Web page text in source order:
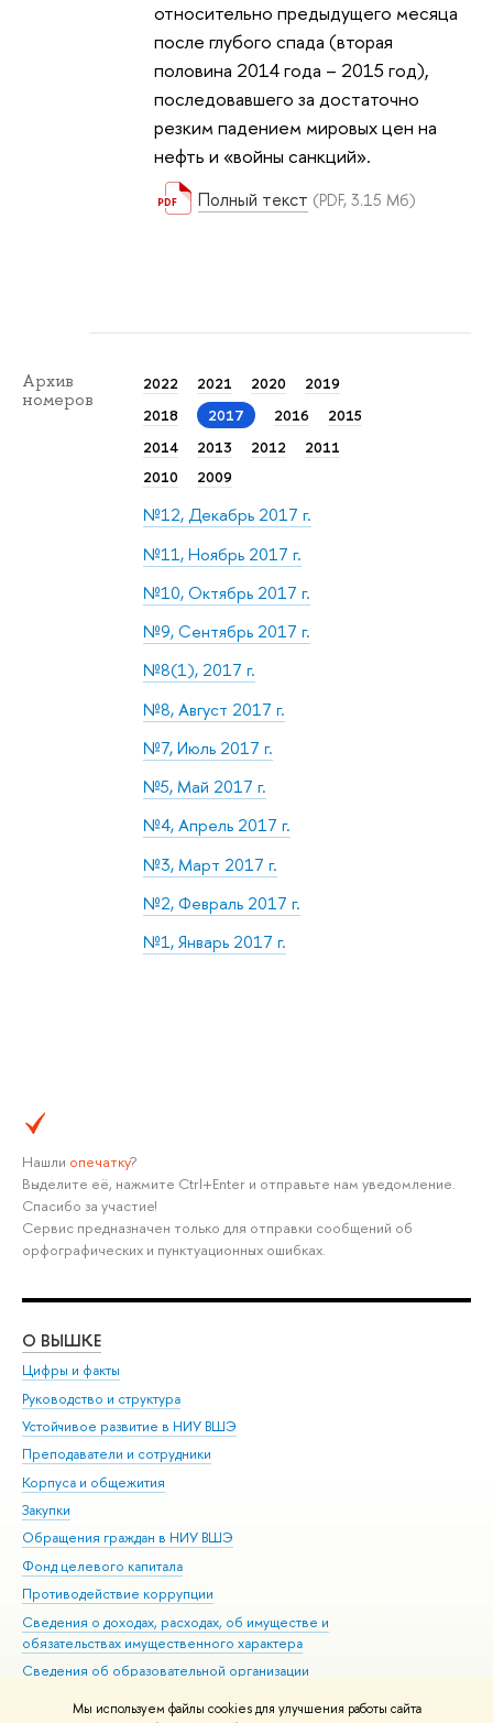
Мы используем файлы cookies для улучшения работы сайта
относительно предыдущего месяца
после глубого спада (вторая
половина 2014 года – 2015 год),
последовавшего за достаточно
резким падением мировых цен на
нефть и «войны санкций».
Полный текст (PDF, 3.15 Мб)
Архив
номеров
2022 2021 2020
2019
2018
2017 2016
2015
2014
2013 2012
2011
2010
2009
№12, Декабрь 2017 г.
№11, Ноябрь 2017 г.
№10, Октябрь 2017 г.
№9, Сентябрь 2017 г.
№8(1), 2017 г.
№8, Август 2017 г.
№7, Июль 2017 г.
№5, Май 2017 г.
№4, Апрель 2017 г.
№3, Март 2017 г.
№2, Февраль 2017 г.
№1, Январь 2017 г.
Нашли опечатку?
Выделите её, нажмите Ctrl+Enter и отправьте нам уведомление.
Спасибо за участие!
Сервис предназначен только для отправки сообщений об
орфографических и пунктуационных ошибках.
О ВЫШКЕ
Цифры и факты
Руководство и структура
Устойчивое развитие в НИУ ВШЭ
Преподаватели и сотрудники
Корпуса и общежития
Закупки
Обращения граждан в НИУ ВШЭ
Фонд целевого капитала
Противодействие коррупции
Сведения о доходах, расходах, об имуществе и
обязательствах имущественного характера
Сведения об образовательной организации
Людям с ограниченными возможностями здоровья